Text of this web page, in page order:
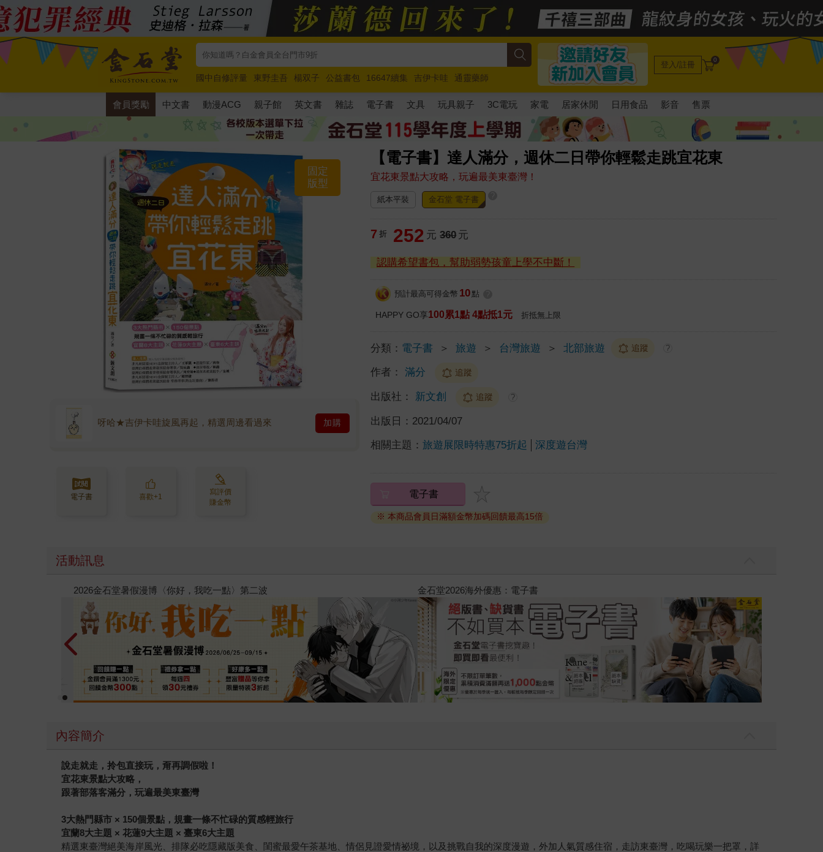
國中自修評量 東野圭吾 楊双子 公益書包 16647續集 吉伊卡哇
通靈藥師
唯紅花綻放
奧德賽 路邊攤新作 馬斯克 玩具總動員5 超慢跑
登入/註冊 0
會員獎勵 中文書 動漫ACG 親子館 英文書 雜誌 電子書 文具 玩具親子 3C電玩 家電 居家休閒 日用食品 影音 售票
【電子書】達人滿分，週休二日帶你輕鬆走跳宜花東
宜花東景點大攻略，玩遍最美東臺灣！
固定
版型
呀哈★吉伊卡哇旋風再起，精選周邊看過來 加購
電子書 喜歡+1
寫評價
賺金幣
紙本平裝 金石堂 電子書
7 折 252 元 360 元
認購希望書包，幫助弱勢孩童上學不中斷！
預計最高可得金幣 10 點
HAPPY GO享100累1點 4點抵1元 折抵無上限
分類： 電子書 ＞ 旅遊 ＞ 台灣旅遊 ＞ 北部旅遊 追蹤 ?
作者： 滿分 追蹤
出版社： 新文創 追蹤 ?
出版日： 2021/04/07
相關主題：旅遊展限時特惠75折起 深度遊台灣
電子書
※ 本商品會員日滿額金幣加碼回饋最高15倍
活動訊息
春光ｘ奇幻基地｜全書系展 2026金石堂暑假漫博〈你好，我吃一點〉第二波
內容簡介
說走就走，拎包直接玩，甭再調假啦！
宜花東景點大攻略，
跟著部落客滿分，玩遍最美東臺灣
3大熱門縣市 × 150個景點，規畫一條不忙碌的質感輕旅行
宜蘭8大主題 ×花蓮9大主題 ×臺東6大主題
精選東臺灣絕美海岸風光、排隊必吃隱藏版美食、閨蜜最愛午茶基地、情侶見證愛情祕境，以及挑戰自我的深度漫遊，外加人氣質感住宿，走訪東臺灣，吃喝玩樂一把罩，詳